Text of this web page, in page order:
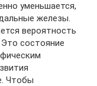
уменьшается,
железы.
вероятность
Это состояние
Чтобы